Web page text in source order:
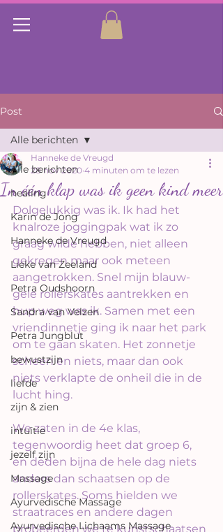
Post
Alle berichten
healing
Karin de Jong
Hanneke de Vreugd
Lieke van Zeeland
Petra Oudshoorn
Sandra van Velzen
Petra Jungblut
bewustzijn
liefde
zijn & zien
intuïtie
jezelf zijn
Massage
Ayurvedische Massage
Ayurvedische Lichaams Massage
Alle berichten
In één klap was ik geen kind meer
Hanneke de Vreugd
28 nov 2020 4 minuten om te lezen
Dolgelukkig was ik. Ik had het
knalroze joggingpak wat ik zo
graag wilde hebben, niet alleen
gekregen maar ook meteen
aangetrokken. Snel mijn blauw-
gele rollerskates aantrekken en
hup weg was ik. Samen met een
vriendinnetje ging ik naar het park
om te gaan skaten. Het zonnetje
scheen en niets, maar dan ook
niets verklapte de onheil die in de
lucht hing.
We zaten in de 4e klas,
tegenwoordig heet dat groep 6,
en deden bijna de hele dag niets
anders dan schaatsen op de
rollerskates. Soms hielden we
straatraces en andere dagen
probeerden we te kunstschaatsen